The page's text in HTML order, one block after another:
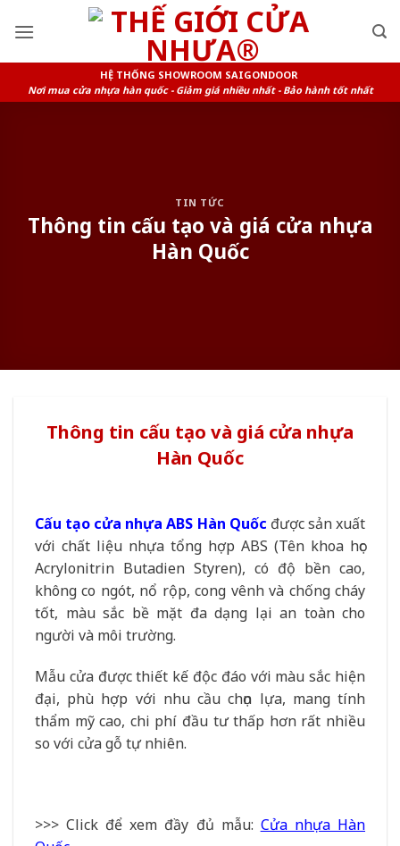
HỆ THỐNG SHOWROOM SAIGONDOOR
Nơi mua cửa nhựa hàn quốc - Giảm giá nhiều nhất - Bảo hành tốt nhất
TIN TỨC
Thông tin cấu tạo và giá cửa nhựa
Hàn Quốc
Thông tin cấu tạo và giá cửa nhựa
Hàn Quốc
Cấu tạo cửa nhựa ABS Hàn Quốc được sản xuất
với chất liệu nhựa tổng hợp ABS (Tên khoa học
Acrylonitrin Butadien Styren), có độ bền cao,
không co ngót, nổ rộp, cong vênh và chống cháy
tốt, màu sắc bề mặt đa dạng lại an toàn cho
người và môi trường.
Mẫu cửa được thiết kế độc đáo với màu sắc hiện
đại, phù hợp với nhu cầu chọn lựa, mang tính
thẩm mỹ cao, chi phí đầu tư thấp hơn rất nhiều
so với cửa gỗ tự nhiên.
>>> Click để xem đầy đủ mẫu: Cửa nhựa Hàn